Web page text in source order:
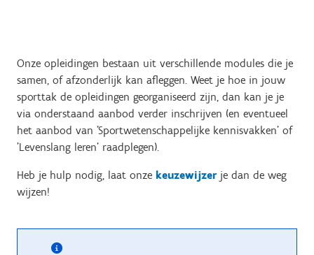
Onze opleidingen bestaan uit verschillende modules die je
samen, of afzonderlijk kan afleggen. Weet je hoe in jouw
sporttak de opleidingen georganiseerd zijn, dan kan je je
via onderstaand aanbod verder inschrijven (en eventueel
het aanbod van 'Sportwetenschappelijke kennisvakken' of
'Levenslang leren' raadplegen).
Heb je hulp nodig, laat onze keuzewijzerje dan de weg
wijzen!